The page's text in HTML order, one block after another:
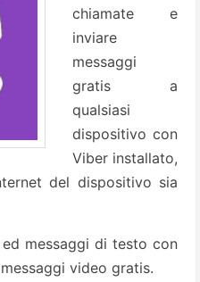
chiamate e
inviare
messaggi
gratis a
qualsiasi
dispositivo con
Viber installato,
del dispositivo sia
messaggi di testo con
video gratis.